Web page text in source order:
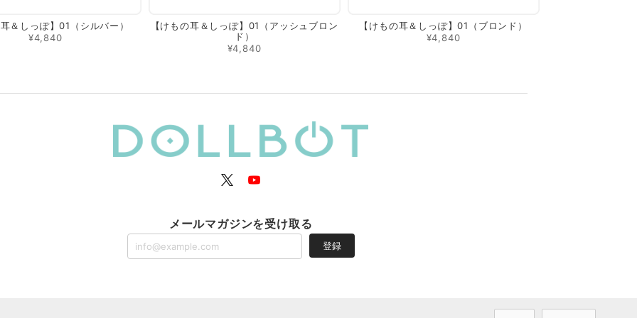
＆しっぽ】01（シルバー）
¥4,840
【けもの耳＆しっぽ】01（アッシュブロン
ド）
¥4,840
【けもの耳＆しっぽ】01（ブロンド）
¥4,840
メールマガジンを受け取る
登録